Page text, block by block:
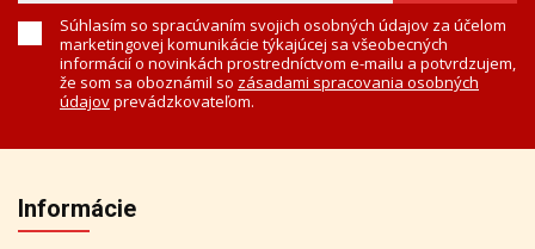
Súhlasím so spracúvaním svojich osobných údajov za účelom
marketingovej komunikácie týkajúcej sa všeobecných
informácií o novinkách prostredníctvom e-mailu a potvrdzujem,
že som sa oboznámil so zásadami spracovania osobných
údajovprevádzkovateľom.
Informácie